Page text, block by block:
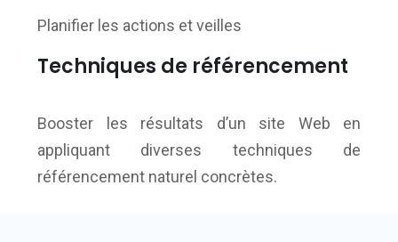
Planifier les actions et veilles
Techniques de référencement
Booster les résultats d’un site Web en
appliquant diverses techniques de
référencement naturel concrètes.